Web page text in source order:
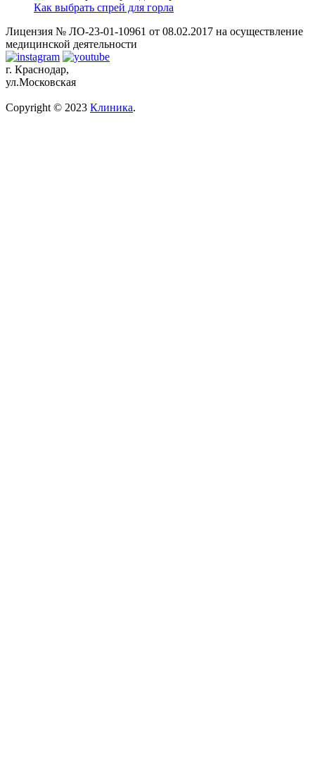
Как выбрать спрей для горла
Лицензия № ЛО-23-01-10961 от 08.02.2017 на осуществление
медицинской деятельности
г. Краснодар,
ул.Московская
Copyright © 2023 Клиника.